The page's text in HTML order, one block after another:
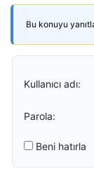
Bu konuyu
Kullanıcı adı:
Parola:
Beni hatırla